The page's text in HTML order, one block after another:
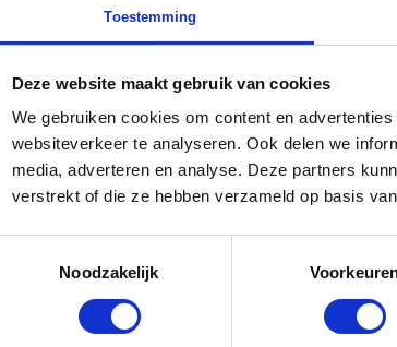
Toestemming
Deze website maakt gebruik van cookies
We gebruiken cookies om content en
websiteverkeer te analyseren. Ook delen we
media, adverteren en analyse. Deze partners
verstrekt of die ze hebben verzameld op basis
Noodzakelijk